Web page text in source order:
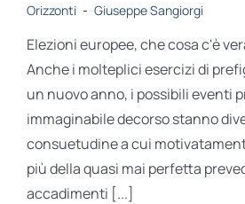
Orizzonti - Giuseppe Sangiorgi
Elezioni europee, che cosa c'è
Anche i molteplici esercizi di
un nuovo anno, i possibili eventi
immaginabile decorso stanno
consuetudine a cui
più della quasi mai perfetta
accadimenti [...]